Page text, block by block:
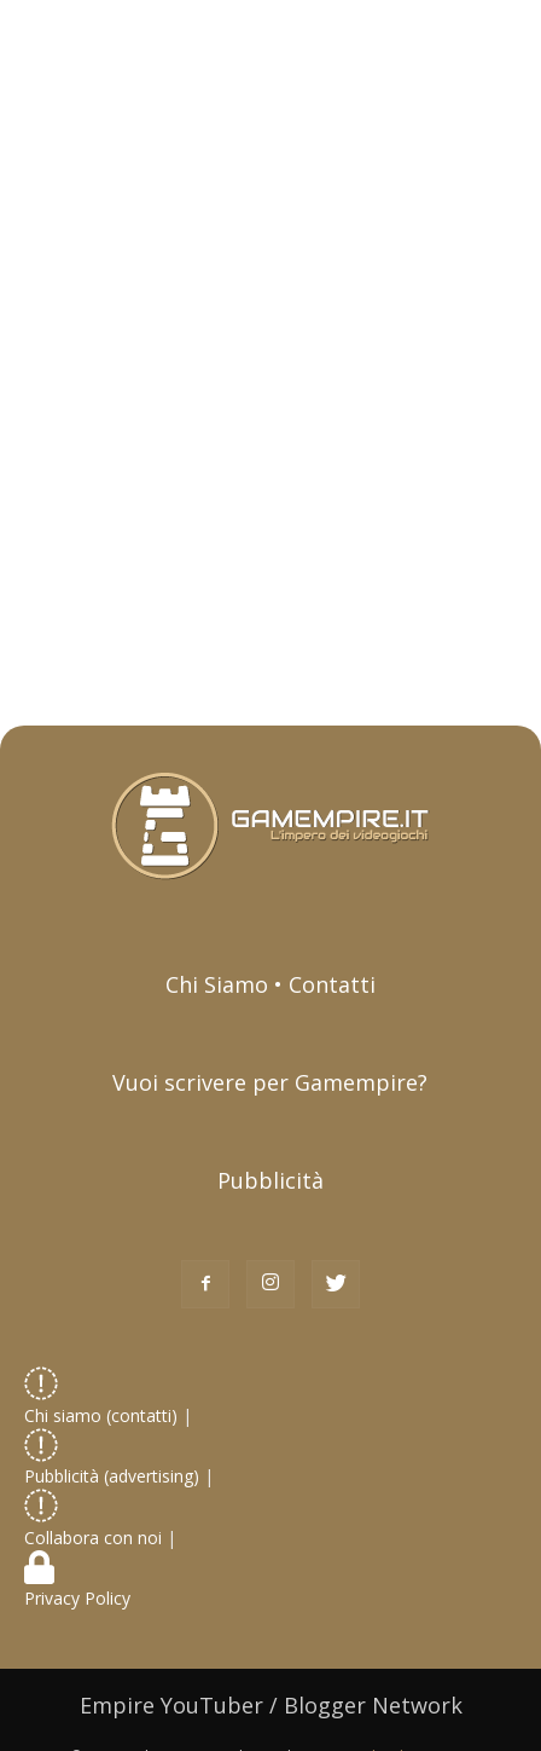
Chi Siamo • Contatti
Vuoi scrivere per Gamempire?
Pubblicità
Chi siamo (contatti) |
Pubblicità (advertising) |
Collabora con noi |
Privacy Policy
Empire YouTuber / Blogger Network